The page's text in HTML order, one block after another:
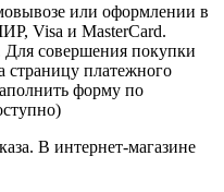
или оформлении в
Visa и MasterCard.
совершения покупки
страницу платежного
форму по
В интернет-магазине